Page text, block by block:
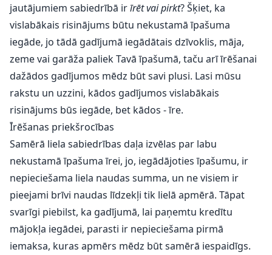
jautājumiem sabiedrībā irīrēt vai pirkt? Šķiet, ka
vislabākais risinājums būtu nekustamā īpašuma
iegāde, jo tādā gadījumā iegādātais dzīvoklis, māja,
zeme vai garāža paliek Tavā īpašumā, taču arī īrēšanai
dažādos gadījumos mēdz būt savi plusi. Lasi mūsu
rakstu un uzzini, kādos gadījumos vislabākais
risinājums būs iegāde, bet kādos - īre.
Īrēšanas priekšrocības
Samērā liela sabiedrības daļa izvēlas par labu
nekustamā īpašuma īrei, jo, iegādājoties īpašumu, ir
nepieciešama liela naudas summa, un ne visiem ir
pieejami brīvi naudas līdzekļi tik lielā apmērā. Tāpat
svarīgi piebilst, ka gadījumā, lai paņemtu kredītu
mājokļa iegādei, parasti ir nepieciešama pirmā
iemaksa, kuras apmērs mēdz būt samērā iespaidīgs.